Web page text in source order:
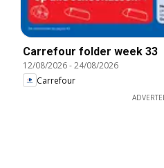
Carrefour folder week 33
12/08/2026-24/08/2026
Carrefour